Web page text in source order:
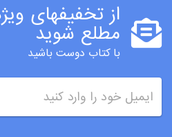
از تخفیفهای
مطلع شوید
با کتاب دوست باشید